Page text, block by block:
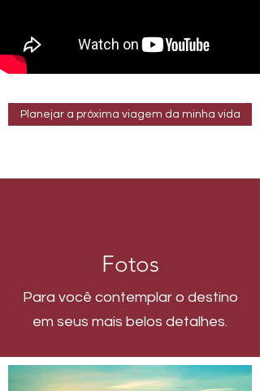
Planejar a próxima viagem da minha vida
Fotos
Para você contemplar o destino
em seus mais belos detalhes.